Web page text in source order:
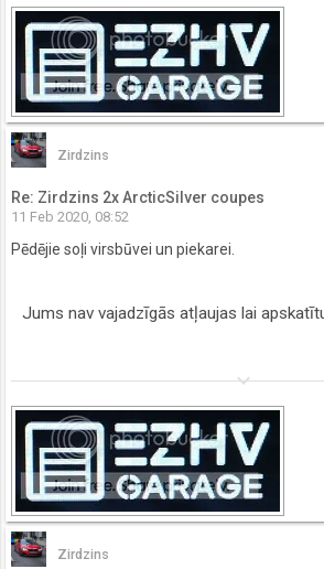
Zirdzins
Re: Zirdzins 2x ArcticSilver coupes
11 Feb 2020, 08:52
Pēdējie soļi virsbūvei un piekarei.
Jums nav vajadzīgās atļaujas lai
keyboard_arrow_down
Zirdzins